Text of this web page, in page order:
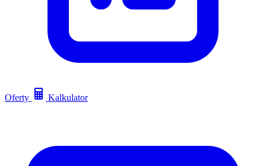
Oferty Kalkulator